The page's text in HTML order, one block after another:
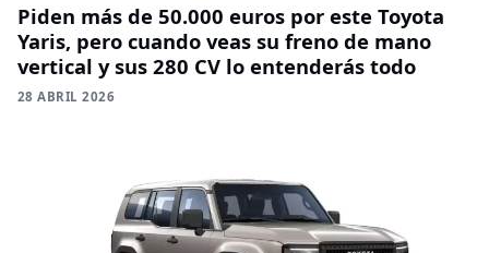
Piden más de 50.000 euros por este Toyota
Yaris, pero cuando veas su freno de mano
vertical y sus 280 CV lo entenderás todo
28 ABRIL 2026